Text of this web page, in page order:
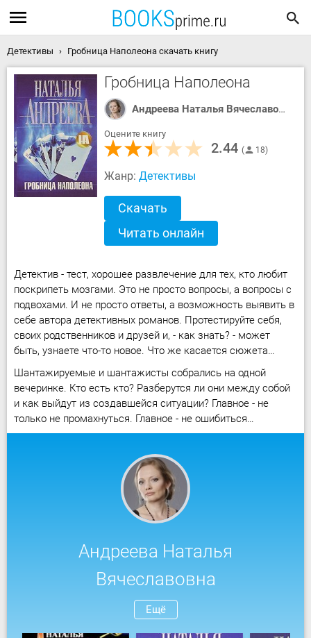
Детективы Гробница Наполеона скачать книгу
Гробница Наполеона
Андреева Наталья Вячеславовна
Оцените книгу
2.44 18
Жанр: Детективы
Скачать
Читать онлайн
Детектив - тест, хорошее развлечение для тех, кто любит
поскрипеть мозгами. Это не просто вопросы, а вопросы с
подвохами. И не просто ответы, а возможность выявить в
себе автора детективных романов. Протестируйте себя,
своих родственников и друзей и, - как знать? - может
быть, узнаете что-то новое. Что же касается сюжета…
Шантажируемые и шантажисты собрались на одной
вечеринке. Кто есть кто? Разберутся ли они между собой
и как выйдут из создавшейся ситуации? Главное - не
только не промахнуться. Главное - не ошибиться…
Андреева Наталья
Вячеславовна
Ещё